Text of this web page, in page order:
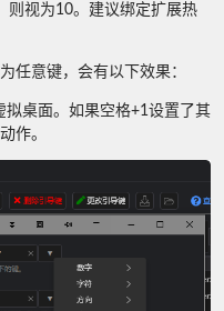
则视为10。建议绑定扩展热
任意键，会有以下效果：
拟桌面。如果空格+1设置了其
作。